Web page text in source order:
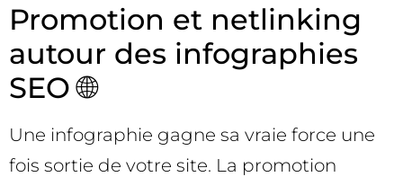
Promotion et netlinking
autour des infographies
SEO 🌐
Une infographie gagne sa vraie force une
fois sortie de votre site. La promotion